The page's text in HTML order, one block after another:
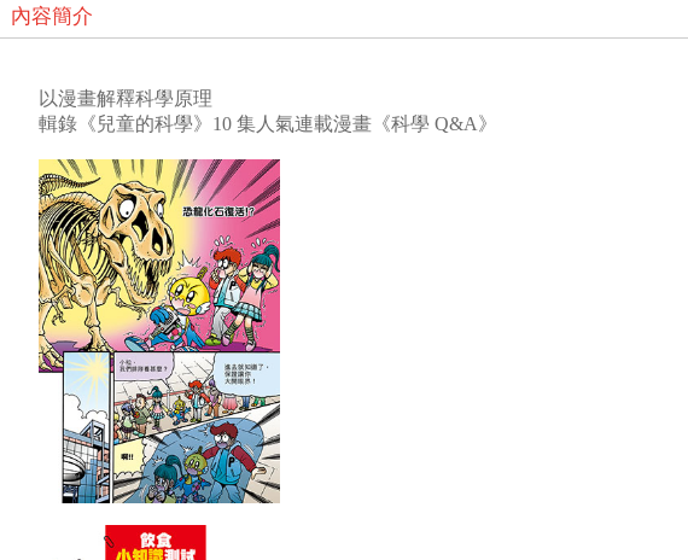
內容簡介
以漫畫解釋科學原理
輯錄《兒童的科學》10 集人氣連載漫畫《科學 Q&A》